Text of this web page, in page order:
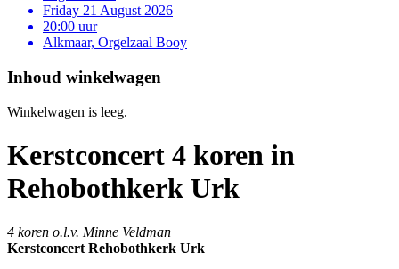
Friday 21 August 2026
20:00 uur
Alkmaar, Orgelzaal Booy
Inhoud winkelwagen
Winkelwagen is leeg.
Kerstconcert 4 koren in
Rehobothkerk Urk
4 koren o.l.v. Minne Veldman
Kerstconcert Rehobothkerk Urk